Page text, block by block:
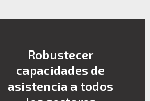
Robustecer
capacidades de
asistencia a todos